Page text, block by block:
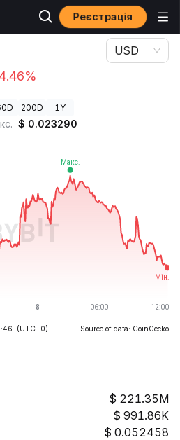
Реєстрація
USD
200D 1Y
$ 0.023290
(UTC+0) Source of data: CoinGecko
221.35M
991.86K
0.052458